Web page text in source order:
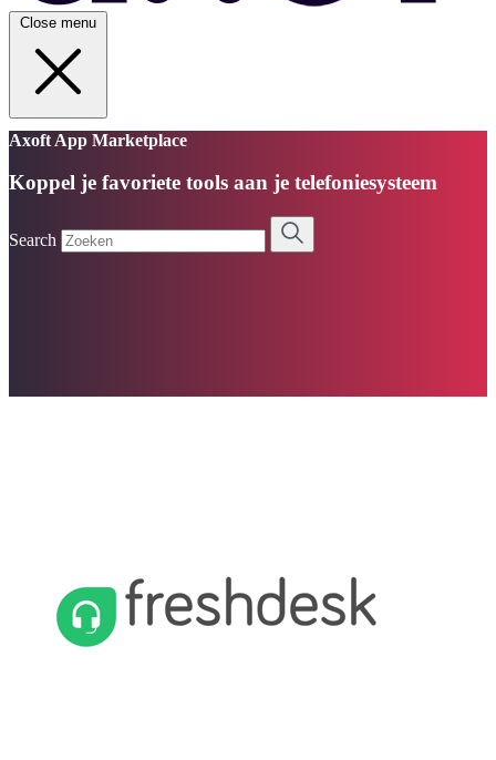
Close menu
Axoft App Marketplace
Koppel je favoriete tools aan je telefoniesysteem
Search